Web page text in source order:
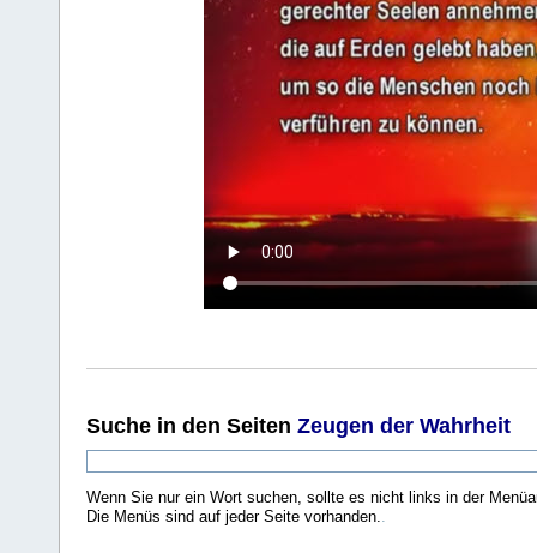
Suche in den Seiten Zeugen der Wahrheit
Wenn Sie nur ein Wort suchen, sollte es nicht links in der
Die Menüs sind auf jeder Seite vorhanden..